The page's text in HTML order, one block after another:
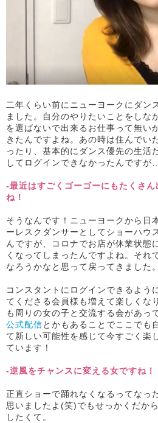
二年くらい前にニューヨークにダン
ました。自分のやりたいことをしな
を選ばないで出来るお仕事って無い
きたんですよね。あの時は住んでい
ったり、基本的にダンス優先の生活
してログインできなかったんですが…
-最近はすごくゴーゴーにもたくさ
ね！
そうなんです！ニューヨークから日
ーレスクダンサーとしてショーハウ
んですが、コロナでお店が休業状態
くなってしまったんですよね。それ
なろうかなと思って戻ってきました。
コンスタントにログインできるよう
てくださる会員様も増えて楽しくな
も周りの女の子と交流する会があっ
公式配信とかもあることでここでも
て新しい可能性を感じて今すごく楽
ています！
-逆風をチャンスに変える女ですね！
正直ショーで踊れなくなるってなっ
思いましたよ(笑)でもせっかくだか
したくて。